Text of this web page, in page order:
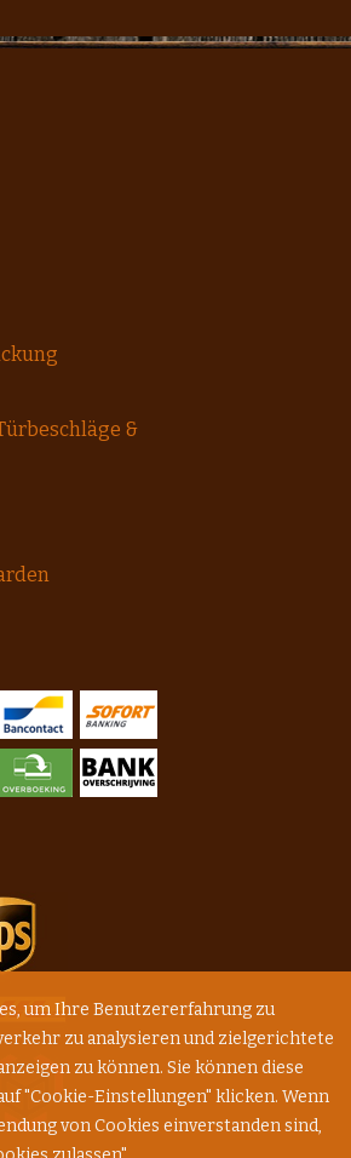
&
um Ihre Benutzererfahrung zu
zu analysieren und zielgerichtete
zu können. Sie können diese
"Cookie-Einstellungen" klicken. Wenn
von Cookies einverstanden sind,